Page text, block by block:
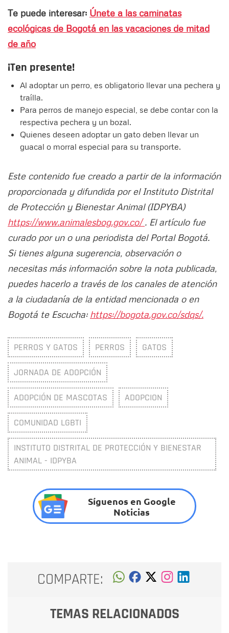
Te puede interesar: Únete a las caminatas
ecológicas de Bogotá en las vacaciones de mitad
de año
¡Ten presente!
Al adoptar un perro, es obligatorio llevar una pechera y
traílla.
Para perros de manejo especial, se debe contar con la
respectiva pechera y un bozal.
Quienes deseen adoptar un gato deben llevar un
guacal o morral especial para su transporte.
Este contenido fue creado a partir de la información
proporcionada y difundida por el Instituto Distrital
de Protección y Bienestar Animal (IDPYBA)
https://www.animalesbog.gov.co/. El artículo fue
curado por un o una periodista del Portal Bogotá.
Si tienes alguna sugerencia, observación o
necesitas más información sobre la nota publicada,
puedes hacerlo a través de los canales de atención
a la ciudadanía de la entidad mencionada o en
Bogotá te Escucha: https://bogota.gov.co/sdqs/.
PERROS Y GATOS PERROS GATOS
JORNADA DE ADOPCIÓN
ADOPCIÓN DE MASCOTAS ADOPCION
COMUNIDAD LGBTI
INSTITUTO DISTRITAL DE PROTECCIÓN Y BIENESTAR
ANIMAL - IDPYBA
Síguenos en Google
Noticias
COMPARTE:
TEMAS RELACIONADOS